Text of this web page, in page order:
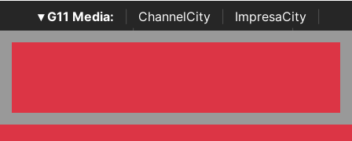
▾ G11 Media: ChannelCity ImpresaCity
SecurityOpenLab | Italian Channel Awards | Italian